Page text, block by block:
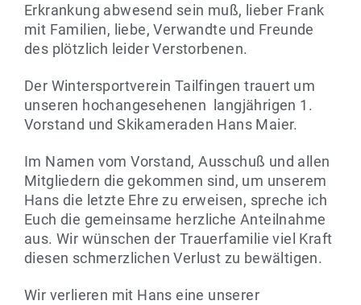
Erkrankung abwesend sein muß, lieber Frank
mit Familien, liebe, Verwandte und Freunde
des plötzlich leider Verstorbenen.
Der Wintersportverein Tailfingen trauert um
unseren hochangesehenen langjährigen 1.
Vorstand und Skikameraden Hans Maier.
Im Namen vom Vorstand, Ausschuß und allen
Mitgliedern die gekommen sind, um unserem
Hans die letzte Ehre zu erweisen, spreche ich
Euch die gemeinsame herzliche Anteilnahme
aus. Wir wünschen der Trauerfamilie viel Kraft
diesen schmerzlichen Verlust zu bewältigen.
Wir verlieren mit Hans eine unserer